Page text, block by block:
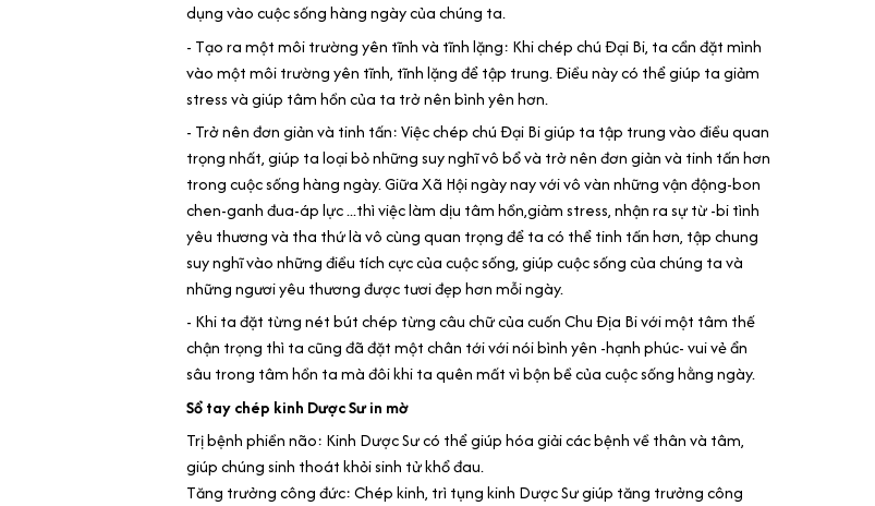
dụng vào cuộc sống hàng ngày của chúng ta.
- Tạo ra một môi trường yên tĩnh và tĩnh lặng: Khi chép chú Đại Bi, ta cần đặt mình
vào một môi trường yên tĩnh, tĩnh lặng để tập trung. Điều này có thể giúp ta giảm
stress và giúp tâm hồn của ta trở nên bình yên hơn.
- Trở nên đơn giản và tinh tấn: Việc chép chú Đại Bi giúp ta tập trung vào điều quan
trọng nhất, giúp ta loại bỏ những suy nghĩ vô bổ và trở nên đơn giản và tinh tấn hơn
trong cuộc sống hàng ngày. Giữa Xã Hội ngày nay với vô vàn những vận động-bon
chen-ganh đua-áp lực ...thì việc làm dịu tâm hồn,giảm stress, nhận ra sự từ -bi tình
yêu thương và tha thứ là vô cùng quan trọng để ta có thể tinh tấn hơn, tập chung
suy nghĩ vào những điều tích cực của cuộc sống, giúp cuộc sống của chúng ta và
những ngươi yêu thương được tươi đẹp hơn mỗi ngày.
- Khi ta đặt từng nét bút chép từng câu chữ của cuốn Chu Địa Bi với một tâm thế
chận trọng thì ta cũng đã đặt một chân tới với nói bình yên -hạnh phúc- vui vẻ ẩn
sâu trong tâm hồn ta mà đôi khi ta quên mất vì bộn bề của cuộc sống hằng ngày.
Sổ tay chép kinh Dược Sư in mờ
Trị bệnh phiền não: Kinh Dược Sư có thể giúp hóa giải các bệnh về thân và tâm,
giúp chúng sinh thoát khỏi sinh tử khổ đau.
Tăng trưởng công đức: Chép kinh, trì tụng kinh Dược Sư giúp tăng trưởng công